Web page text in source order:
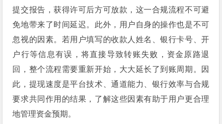
提交报告，获得许可后方可放款，这一合规流程不可避
免地带来了时间延迟。此外，用户自身的操作也是不可
忽视的因素。若用户填写的收款人姓名、银行卡号、开
户行等信息有误，将直接导致转账失败，资金原路退
回，整个流程需要重新开始，大大延长了到账周期。因
此，提现速度是平台技术、通道能力、银行效率与合规
要求共同作用的结果，了解这些因素有助于用户更合理
地管理资金预期。